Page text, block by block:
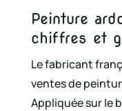
Peinture
chiffres et
Le fabricant
ventes de
Appliquée sur le